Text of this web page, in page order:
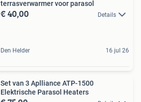
terrasverwarmer voor parasol
€ 40,00 Details
Den Helder 16 jul 26
Set van 3 Aplliance ATP-1500
Elektrische Parasol Heaters